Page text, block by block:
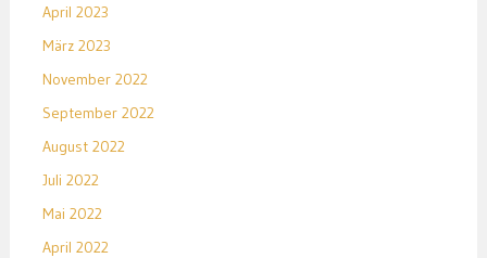
April 2023
März 2023
November 2022
September 2022
August 2022
Juli 2022
Mai 2022
April 2022